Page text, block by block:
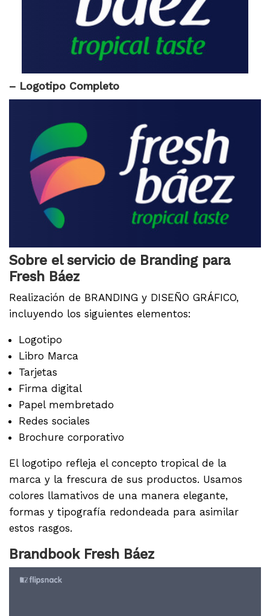
– Logotipo Completo
Sobre el servicio de Branding para
Fresh Báez
Realización de BRANDING y DISEÑO GRÁFICO,
incluyendo los siguientes elementos:
Logotipo
Libro Marca
Tarjetas
Firma digital
Papel membretado
Redes sociales
Brochure corporativo
El logotipo refleja el concepto tropical de la
marca y la frescura de sus productos. Usamos
colores llamativos de una manera elegante,
formas y tipografía redondeada para asimilar
estos rasgos.
Brandbook Fresh Báez